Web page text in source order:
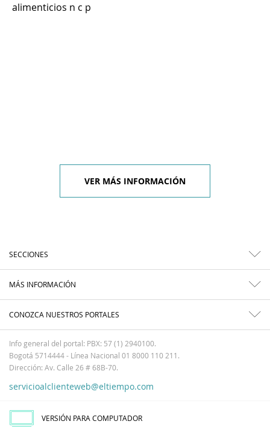
alimenticios n c p
VER MÁS INFORMACIÓN
SECCIONES
MÁS INFORMACIÓN
CONOZCA NUESTROS PORTALES
Info general del portal: PBX: 57 (1) 2940100.
Bogotá 5714444 - Línea Nacional 01 8000 110 211.
Dirección: Av. Calle 26 # 68B-70.
servicioalclienteweb@eltiempo.com
VERSIÓN PARA COMPUTADOR